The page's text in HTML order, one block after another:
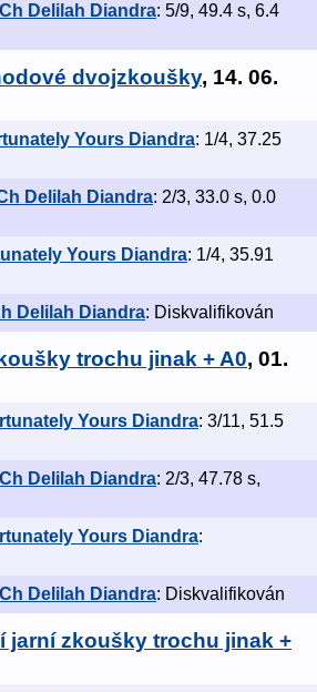
Delilah Diandra: 5/9, 49.4 s, 6.4
dvojzkoušky, 14. 06.
Yours Diandra: 1/4, 37.25
Delilah Diandra: 2/3, 33.0 s, 0.0
Yours Diandra: 1/4, 35.91
Delilah Diandra: Diskvalifikován
trochu jinak + A0, 01.
Yours Diandra: 3/11, 51.5
Delilah Diandra: 2/3, 47.78 s,
Yours Diandra:
Delilah Diandra: Diskvalifikován
jarní zkoušky trochu jinak +